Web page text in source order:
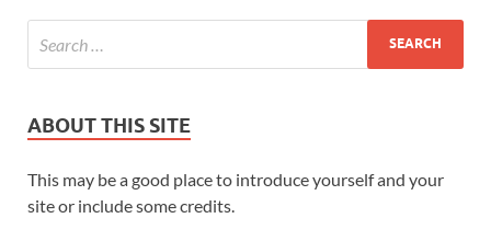
ABOUT THIS SITE
This may be a good place to introduce yourself and your
site or include some credits.